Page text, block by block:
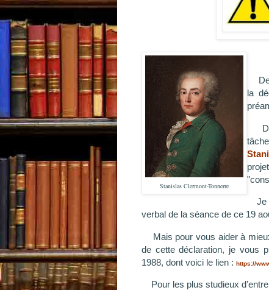
Stanislas Clermont-Tonnerre
De
la
Je
verbal de la séance de ce 19
Mais pour vous aider à
de cette déclaration, je vous
1988, dont voici le lien : https://
Pour les plus studieux